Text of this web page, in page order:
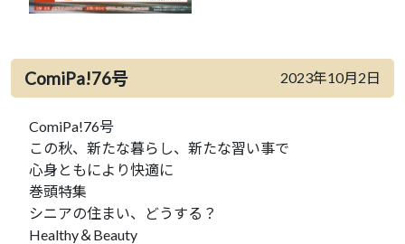
ComiPa!76号 2023年10月2日
ComiPa!76号
この秋、新たな暮らし、新たな習い事で
心身ともにより快適に
巻頭特集
シニアの住まい、どうする？
Healthy＆Beauty